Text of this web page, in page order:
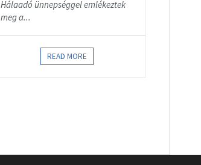
Hálaadó ünnepséggel emlékeztek
meg a...
READ MORE